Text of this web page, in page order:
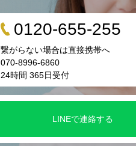
LINEで連絡する
0120-655-255
繋がらない場合は直接携帯へ
070-8996-6860
24時間 365日受付